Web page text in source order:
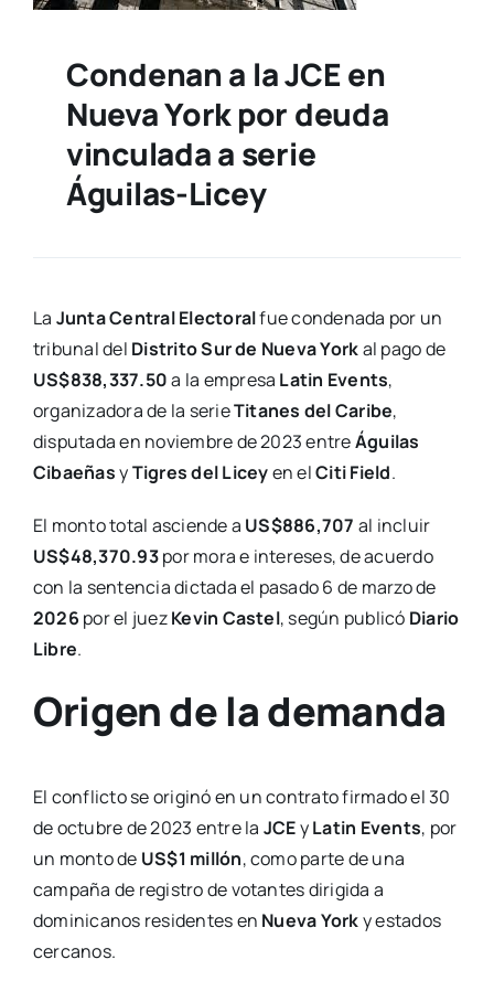
Condenan a la JCE en
Nueva York por deuda
vinculada a serie
Águilas-Licey
La Junta Central Electoralfue condenada por un
tribunal del Distrito Sur de Nueva Yorkal pago de
US$838,337.50a la empresa Latin Events,
organizadora de la serieTitanes del Caribe,
disputada en noviembre de 2023 entreÁguilas
CibaeñasyTigres del Liceyen elCiti Field.
El monto total asciende a US$886,707 al incluir
US$48,370.93por mora e intereses, de acuerdo
con la sentencia dictada el pasado 6 de marzo de
2026 por el juezKevin Castel, según publicó Diario
Libre.
Origen de la demanda
El conflicto se originó en un contrato firmado el 30
de octubre de 2023 entre la JCEyLatin Events, por
un monto de US$1 millón, como parte de una
campaña de registro de votantes dirigida a
dominicanos residentes en Nueva Yorky estados
cercanos.